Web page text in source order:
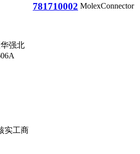
强北
实工商
781710002 MolexConnector